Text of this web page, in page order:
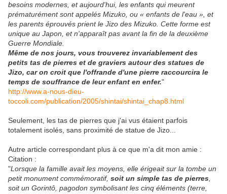
besoins modernes, et aujourd'hui, les enfants qui meurent
prématurément sont appelés Mizuko, ou « enfants de l'eau », et
les parents éprouvés prient le Jizo des Mizuko. Cette forme est
unique au Japon, et n'apparaît pas avant la fin de la deuxième
Guerre Mondiale.
Même de nos jours, vous trouverez invariablement des
petits tas de pierres et de graviers autour des statues de
Jizo, car on croit que l'offrande d'une pierre raccourcira le
temps de souffrance de leur enfant en enfer."
http://www.a-nous-dieu-
toccoli.com/publication/2005/shintai/shintai_chap8.html
Seulement, les tas de pierres que j'ai vus étaient parfois
totalement isolés, sans proximité de statue de Jizo...
Autre article correspondant plus à ce que m'a dit mon amie :
Citation :
"Lorsque la famille avait les moyens, elle érigeait sur la tombe un
petit monument commémoratif, soit un simple tas de pierres,
soit un Gorintô, pagodon symbolisant les cinq éléments (terre,